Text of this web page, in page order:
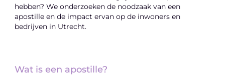
hebben? We onderzoeken de noodzaak van een
apostille en de impact ervan op de inwoners en
bedrijven in Utrecht.
Wat is een apostille?